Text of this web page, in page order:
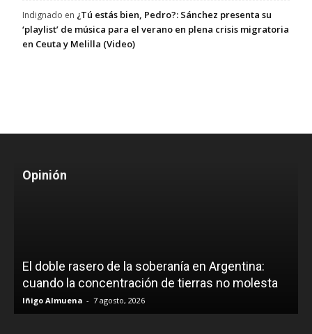
Indignado en ¿Tú estás bien, Pedro?: Sánchez presenta su
‘playlist’ de música para el verano en plena crisis migratoria
en Ceuta y Melilla (Video)
Opinión
El doble rasero de la soberanía en Argentina:
cuando la concentración de tierras no molesta
Iñigo Almuena - 7 agosto, 2026